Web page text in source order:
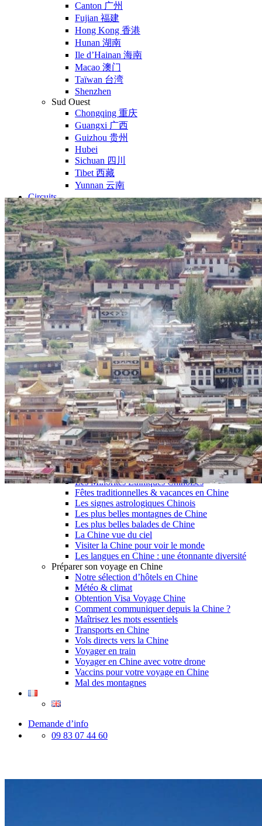
Canton 广州
Fujian 福建
Hong Kong 香港
Hunan 湖南
Ile d’Hainan 海南
Macao 澳门
Taïwan 台湾
Shenzhen
Sud Ouest
Chongqing 重庆
Guangxi 广西
Guizhou 贵州
Hubei
Sichuan 四川
Tibet 西藏
Yunnan 云南
Circuits
Organisation
Circuits sur mesure
Nos Petits Groupes
Ambiance
Classique et incontournables
Culture & expériences
Nature et grands paysages
Famille et enfants
Trekking et aventure
Luxe et exception
Où et quand partir ?
Printemps
Eté
Automne
Hiver
Infos pratiques
Notre agence
Notre agence en Chine
Réseau Asian Roads
Garanties et engagements Asian Roads
Avis de nos voyageurs
Voyages d’affaires en Chine
Voyage scolaire et culturel en Chine
La Chine & ses secrets
Présentation de la Chine
Cuisines de Chine
Les Minorités Ethniques Chinoises
Fêtes traditionnelles & vacances en Chine
Les signes astrologiques Chinois
Les plus belles montagnes de Chine
Les plus belles balades de Chine
La Chine vue du ciel
Visiter la Chine pour voir le monde
Les langues en Chine : une étonnante diversité
Préparer son voyage en Chine
Notre sélection d’hôtels en Chine
Météo & climat
Obtention Visa Voyage Chine
Comment communiquer depuis la Chine ?
Maîtrisez les mots essentiels
Transports en Chine
Vols directs vers la Chine
Voyager en train
Voyager en Chine avec votre drone
Vaccins pour votre voyage en Chine
Mal des montagnes
Demande d’info
09 83 07 44 60